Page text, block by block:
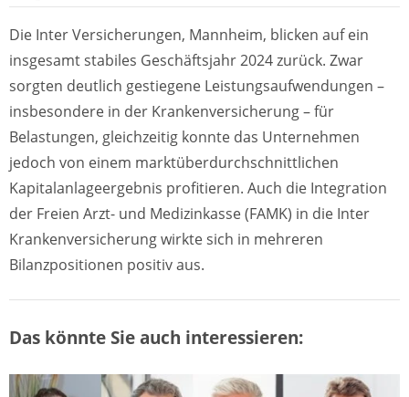
Die Inter Versicherungen, Mannheim, blicken auf ein
insgesamt stabiles Geschäftsjahr 2024 zurück. Zwar
sorgten deutlich gestiegene Leistungsaufwendungen –
insbesondere in der Krankenversicherung – für
Belastungen, gleichzeitig konnte das Unternehmen
jedoch von einem marktüberdurchschnittlichen
Kapitalanlageergebnis profitieren. Auch die Integration
der Freien Arzt- und Medizinkasse (FAMK) in die Inter
Krankenversicherung wirkte sich in mehreren
Bilanzpositionen positiv aus.
Das könnte Sie auch interessieren: